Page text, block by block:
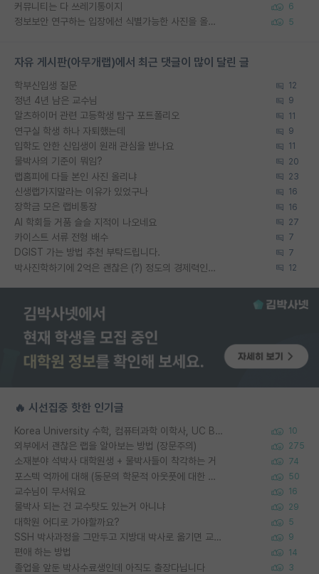
커뮤니티는 다 쓰레기통이지 6
정보보안 연구하는 입장에선 식별가능한 사진을 올리는건 비추이긴함 5
자유 게시판(아무개랩)에서 최근 댓글이 많이 달린 글
학부신입생 질문 12
정년 4년 남은 교수님 9
알츠하이머 관련 고등학생 탐구 포트폴리오 11
연구실 학생 하나 자퇴했는데 9
입학도 안한 신입생이 원래 관심을 받나요 11
물박사의 기준이 뭐임? 20
랩홈피에 다들 본인 사진 올리냐 23
신생랩가지말라는 이유가 있었구나 16
장학금 모은 랩비통장 16
AI 학회들 거품 슬슬 지적이 나오네요 27
카이스트 서류 전형 배수 7
DGIST 가는 방법 추천 부탁드립니다. 7
박사진학하기에 2억은 괜찮은 (?) 정도의 경제력인가요 12
🔥 시선집중 핫한 인기글
Korea University 수학, 컴퓨터과학 이학사, UC Berkeley 산업공학 대학원 공학박사가 되는 것은 쉽지 않겠죠? 10
외부에서 괜찮은 랩을 알아보는 방법 (장문주의) 275
소재분야 석박사 대학원생 + 물박사들이 착각하는 거 74
포스텍 억까에 대해 (동문의 학문적 아웃풋에 대한 반박) 50
교수님이 무서워요 16
물박사 되는 건 교수탓도 있는거 아니냐 29
대학원 어디로 가야할까요? 5
SSH 박사과정을 그만두고 지방대 박사로 옮기면 교수의 꿈은 끝일까요? 9
편애 하는 방법 14
졸업을 앞둔 박사수료생인데 아직도 출장다닙니다 3